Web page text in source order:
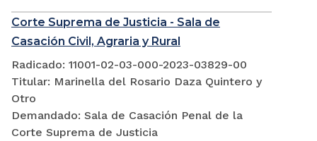
Corte Suprema de Justicia - Sala de
Casación Civil, Agraria y Rural
Radicado: 11001-02-03-000-2023-03829-00
Titular: Marinella del Rosario Daza Quintero y
Otro
Demandado: Sala de Casación Penal de la
Corte Suprema de Justicia